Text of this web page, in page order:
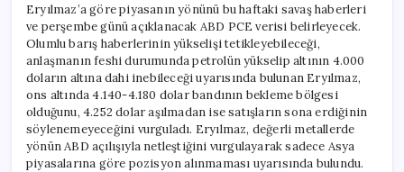
Eryılmaz’a göre piyasanın yönünü bu haftaki savaş haberleri
ve perşembe günü açıklanacak ABD PCE verisi belirleyecek.
Olumlu barış haberlerinin yükselişi tetikleyebileceği,
anlaşmanın feshi durumunda petrolün yükselip altının 4.000
doların altına dahi inebileceği uyarısında bulunan Eryılmaz,
ons altında 4.140-4.180 dolar bandının bekleme bölgesi
olduğunu, 4.252 dolar aşılmadan ise satışların sona erdiğinin
söylenemeyeceğini vurguladı. Eryılmaz, değerli metallerde
yönün ABD açılışıyla netleştiğini vurgulayarak sadece Asya
piyasalarına göre pozisyon alınmaması uyarısında bulundu.